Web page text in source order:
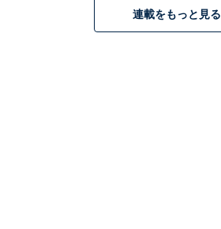
連載をもっと見る